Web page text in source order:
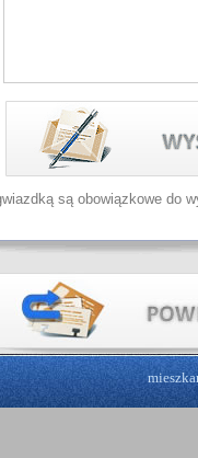
są obowiązkowe do